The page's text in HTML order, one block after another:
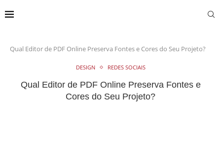
Qual Editor de PDF Online Preserva Fontes e Cores do Seu Projeto?
DESIGN REDES SOCIAIS
Qual Editor de PDF Online Preserva Fontes e
Cores do Seu Projeto?